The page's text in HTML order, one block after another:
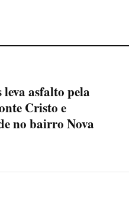
asfalto pela
Cristo e
no bairro Nova